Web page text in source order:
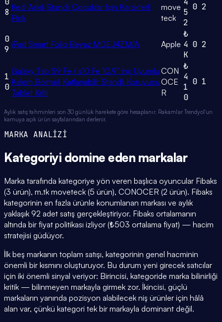
8 Kedi Askılı Standlı Çocuklar Için Karakterli
Pink
move
teck
5
2
0 2
0
9 iPad Smart Folio Beyaz MDEJ4ZM/A Apple
₺
4
K
0 2
1
0
Galaxy Tab S9 Fe / s10 Fe 10.9” inç Uyumlu
Kalem Bölmeli Katlanabilir Standlı Koruyucu
Tablet Kılıfı
CON
OCE
R
₺
4
1
0
0 1
Aylık satış tahminleri son 30 günlük harekete göre hesaplanır. Rakamlar Trendyol'un
kamuya açık ürün sayfalarından derlenir.
MARKA ANALİZİ
Kategoriyi domine eden markalar
Marka tarafında kategoriye yön veren başlıca oyuncular Fibaks
(3 ürün), m.tk moveteck (5 ürün), CONOCER (2 ürün). Fibaks
kategorinin en fazla ürünle konumlanan markası ve aylık
yaklaşık 92 adet satış gerçekleştiriyor. Fibaks ortalamanın
altında bir fiyat politikası izliyor (₺503 ortalama fiyat) — hacim
stratejisi güdüyor.
İlk beş markanın toplam satışı, kategorinin genel hacminin
önemli bir kısmını oluşturuyor. Bu durum yeni girecek satıcılar
için iki önemli sinyal veriyor: Birincisi, kategoride marka bilinirliği
kritik — bilinmeyen markayla girmek zor. İkincisi, güçlü
markaların yanında pozisyon alabilecek niş ürünler için hâlâ
alan var, çünkü kategori tek bir markayla dominant değil.